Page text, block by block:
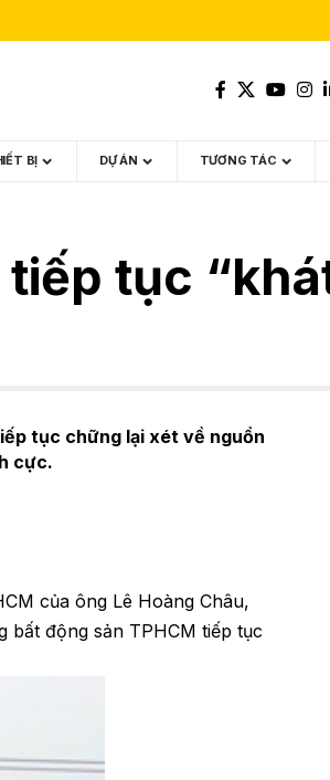
BỊ DỰ ÁN TƯƠNG TÁC
tục
tục chững lại xét về nguồn
cực.
của ông Lê Hoàng Châu,
bất động sản TPHCM tiếp tục